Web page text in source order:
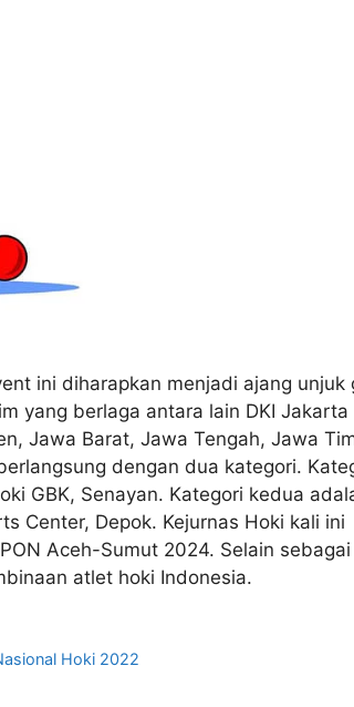
ini diharapkan menjadi ajang unjuk
yang berlaga antara lain DKI Jakarta
Jawa Barat, Jawa Tengah, Jawa
dengan dua kategori.
GBK, Senayan. Kategori kedua
Center, Depok. Kejurnas Hoki kali ini
Aceh-Sumut 2024. Selain sebagai
atlet hoki Indonesia.
Hoki 2022